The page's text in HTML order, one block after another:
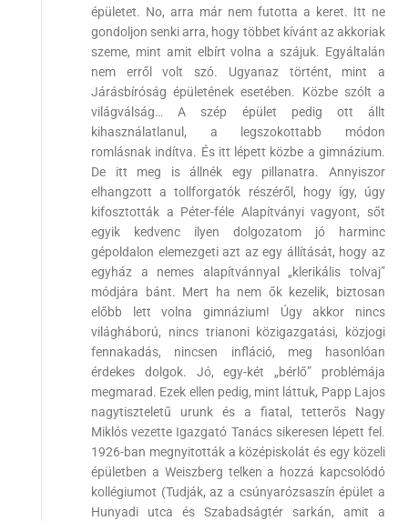
épületet. No, arra már nem futotta a keret. Itt ne
gondoljon senki arra, hogy többet kívánt az akkoriak
szeme, mint amit elbírt volna a szájuk. Egyáltalán
nem erről volt szó. Ugyanaz történt, mint a
Járásbíróság épületének esetében. Közbe szólt a
világválság… A szép épület pedig ott állt
kihasználatlanul, a legszokottabb módon
romlásnak indítva. És itt lépett közbe a gimnázium.
De itt meg is állnék egy pillanatra. Annyiszor
elhangzott a tollforgatók részéről, hogy így, úgy
kifosztották a Péter-féle Alapítványi vagyont, sőt
egyik kedvenc ilyen dolgozatom jó harminc
gépoldalon elemezgeti azt az egy állítását, hogy az
egyház a nemes alapítvánnyal „klerikális tolvaj”
módjára bánt. Mert ha nem ők kezelik, biztosan
előbb lett volna gimnázium! Úgy akkor nincs
világháború, nincs trianoni közigazgatási, közjogi
fennakadás, nincsen infláció, meg hasonlóan
érdekes dolgok. Jó, egy-két „bérlő” problémája
megmarad. Ezek ellen pedig, mint láttuk, Papp Lajos
nagytiszteletű urunk és a fiatal, tetterős Nagy
Miklós vezette Igazgató Tanács sikeresen lépett fel.
1926-ban megnyitották a középiskolát és egy közeli
épületben a Weiszberg telken a hozzá kapcsolódó
kollégiumot (Tudják, az a csúnyarózsaszín épület a
Hunyadi utca és Szabadságtér sarkán, amit a